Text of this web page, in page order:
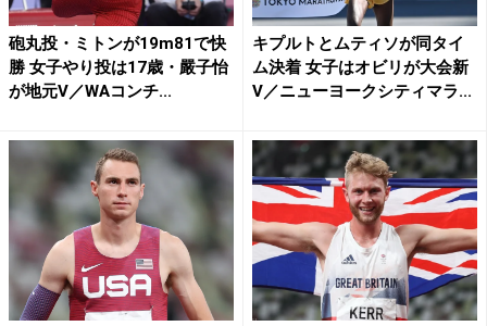
砲丸投・ミトンが19m81で快
勝 女子やり投は17歳・嚴子怡
が地元V／WAコンチ...
キプルトとムティソが同タイ
ム決着 女子はオビリが大会新
V／ニューヨークシティマラ...